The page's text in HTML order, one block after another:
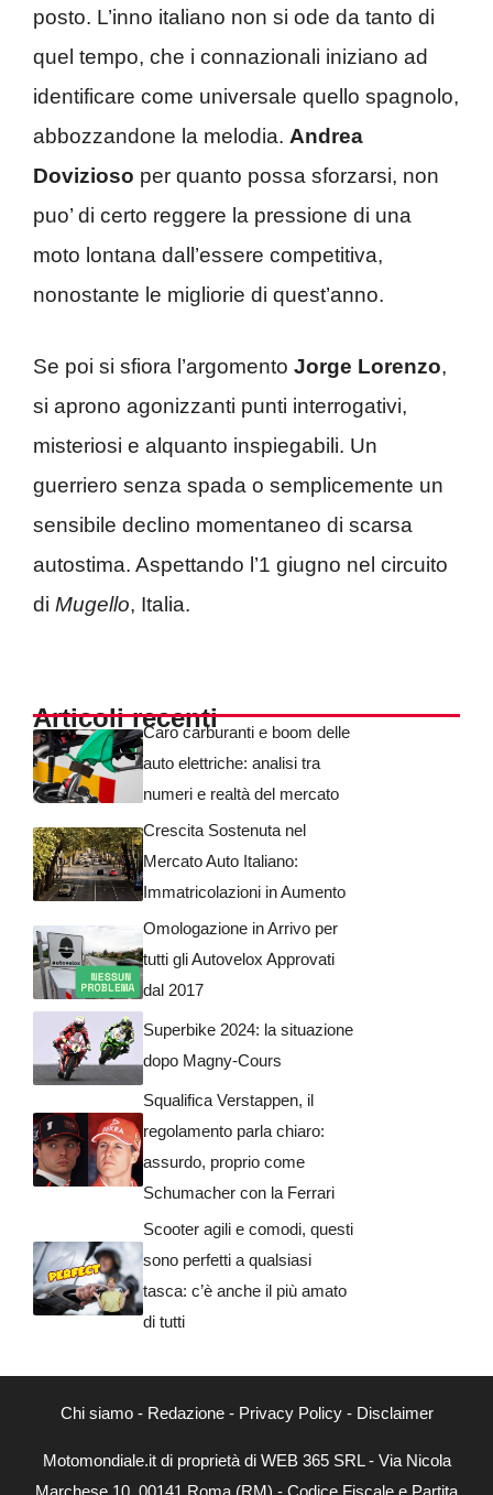
posto. L’inno italiano non si ode da tanto di
quel tempo, che i connazionali iniziano ad
identificare come universale quello spagnolo,
abbozzandone la melodia. Andrea
Dovizioso per quanto possa sforzarsi, non
puo’ di certo reggere la pressione di una
moto lontana dall’essere competitiva,
nonostante le migliorie di quest’anno.
Se poi si sfiora l’argomento Jorge Lorenzo,
si aprono agonizzanti punti interrogativi,
misteriosi e alquanto inspiegabili. Un
guerriero senza spada o semplicemente un
sensibile declino momentaneo di scarsa
autostima. Aspettando l’1 giugno nel circuito
di Mugello, Italia.
Articoli recentiCaro carburanti e boom delle
auto elettriche: analisi tra
numeri e realtà del mercato
Crescita Sostenuta nel
Mercato Auto Italiano:
Immatricolazioni in Aumento
Omologazione in Arrivo per
tutti gli Autovelox Approvati
dal 2017
Superbike 2024: la situazione
dopo Magny-Cours
Squalifica Verstappen, il
regolamento parla chiaro:
assurdo, proprio come
Schumacher con la Ferrari
Scooter agili e comodi, questi
sono perfetti a qualsiasi
tasca: c’è anche il più amato
di tutti
Chi siamo- Redazione- Privacy Policy- Disclaimer
Motomondiale.it di proprietà di WEB 365 SRL - Via Nicola
Marchese 10, 00141 Roma (RM) - Codice Fiscale e Partita